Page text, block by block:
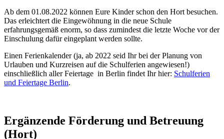
Ab dem 01.08.2022 können Eure Kinder schon den Hort besuchen.
Das erleichtert die Eingewöhnung in die neue Schule
erfahrungsgemäß enorm, so dass zumindest die letzte Woche vor der
Einschulung dafür eingeplant werden sollte.
Einen Ferienkalender (ja, ab 2022 seid Ihr bei der Planung von
Urlauben und Kurzreisen auf die Schulferien angewiesen!)
einschließlich aller Feiertage in Berlin findet Ihr hier: Schulferien
und Feiertage Berlin.
Ergänzende Förderung und Betreuung
(Hort)